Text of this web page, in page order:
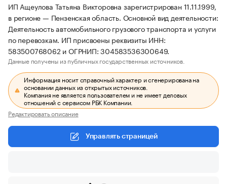
ИП Ащеулова Татьяна Викторовна зарегистрирован 11.11.1999,
в регионе — Пензенская область. Основной вид деятельности:
Деятельность автомобильного грузового транспорта и услуги
по перевозкам. ИП присвоены реквизиты ИНН:
583500768062 и ОГРНИП: 304583536300649.
Данные получены из публичных государственных источников.
Информация носит справочный характер и сгенерирована на
основании данных из открытых источников.
Компания не является пользователем и не имеет деловых
отношений с сервисом РБК Компании.
Редактировать описание
Управлять страницей